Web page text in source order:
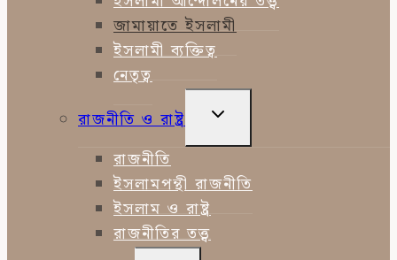
জামায়াতে ইসলামী
ইসলামী ব্যক্তিত্ব
নেতৃত্ব
রাজনীতি ও রাষ্ট্র
TOGGLE
রাজনীতি
ইসলামপন্থী রাজনীতি
ইসলাম ও রাষ্ট্র
রাজনীতির তত্ত্ব